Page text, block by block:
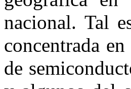
nacional. Tal
concentrada
de